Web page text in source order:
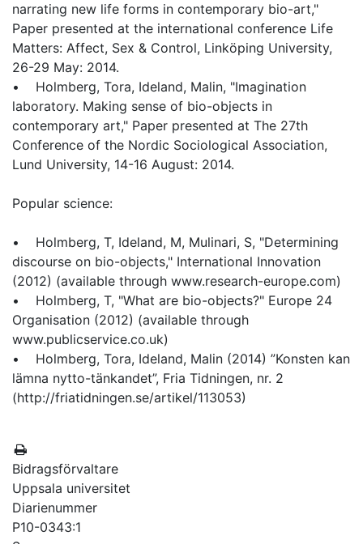
narrating new life forms in contemporary bio-art,"
Paper presented at the international conference Life
Matters: Affect, Sex & Control, Linköping University,
26-29 May: 2014.
• Holmberg, Tora, Ideland, Malin, "Imagination
laboratory. Making sense of bio-objects in
contemporary art," Paper presented at The 27th
Conference of the Nordic Sociological Association,
Lund University, 14-16 August: 2014.
Popular science:
• Holmberg, T, Ideland, M, Mulinari, S, "Determining
discourse on bio-objects," International Innovation
(2012) (available through www.research-europe.com)
• Holmberg, T, "What are bio-objects?" Europe 24
Organisation (2012) (available through
www.publicservice.co.uk)
• Holmberg, Tora, Ideland, Malin (2014) ”Konsten kan
lämna nytto-tänkandet”, Fria Tidningen, nr. 2
(http://friatidningen.se/artikel/113053)
Bidragsförvaltare
Uppsala universitet
Diarienummer
P10-0343:1